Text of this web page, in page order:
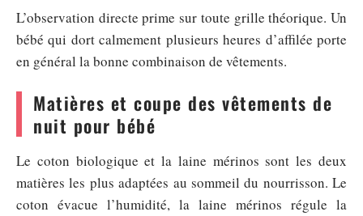
L’observation directe prime sur toute grille théorique. Un
bébé qui dort calmement plusieurs heures d’affilée porte
en général la bonne combinaison de vêtements.
Matières et coupe des vêtements de
nuit pour bébé
Le coton biologique et la laine mérinos sont les deux
matières les plus adaptées au sommeil du nourrisson. Le
coton évacue l’humidité, la laine mérinos régule la